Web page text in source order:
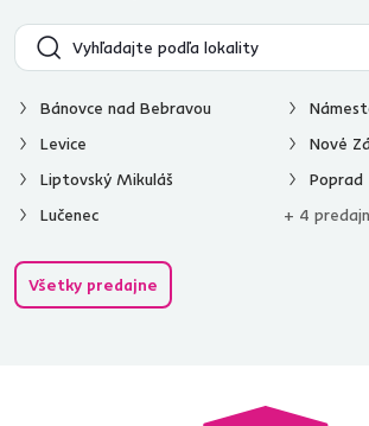
Bánovce nad Bebravou
Levice
Liptovský Mikuláš
Lučenec
Nové
Poprad
+ 4
Všetky predajne